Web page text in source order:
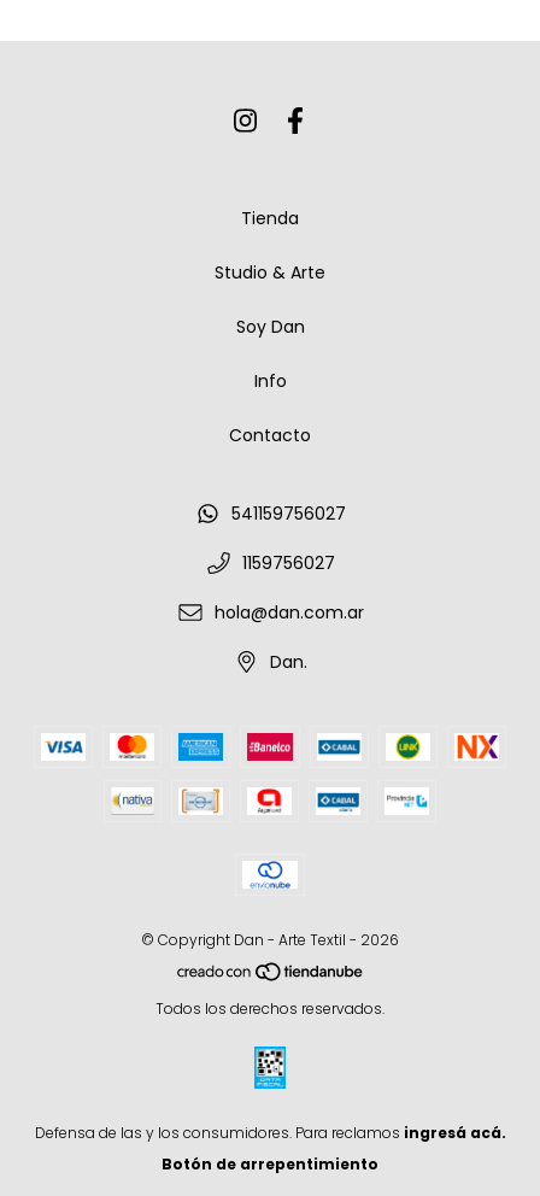
Tienda
Studio & Arte
Soy Dan
Info
Contacto
541159756027
1159756027
hola@dan.com.ar
Dan.
© Copyright Dan - Arte Textil - 2026
Todos los derechos reservados.
Defensa de las y los consumidores. Para reclamos ingresá acá.
Botón de arrepentimiento